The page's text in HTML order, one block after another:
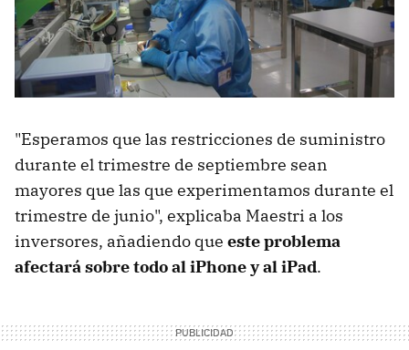
"Esperamos que las restricciones de suministro
durante el trimestre de septiembre sean
mayores que las que experimentamos durante el
trimestre de junio", explicaba Maestri a los
inversores, añadiendo que este problema
afectará sobre todo al iPhone y al iPad.